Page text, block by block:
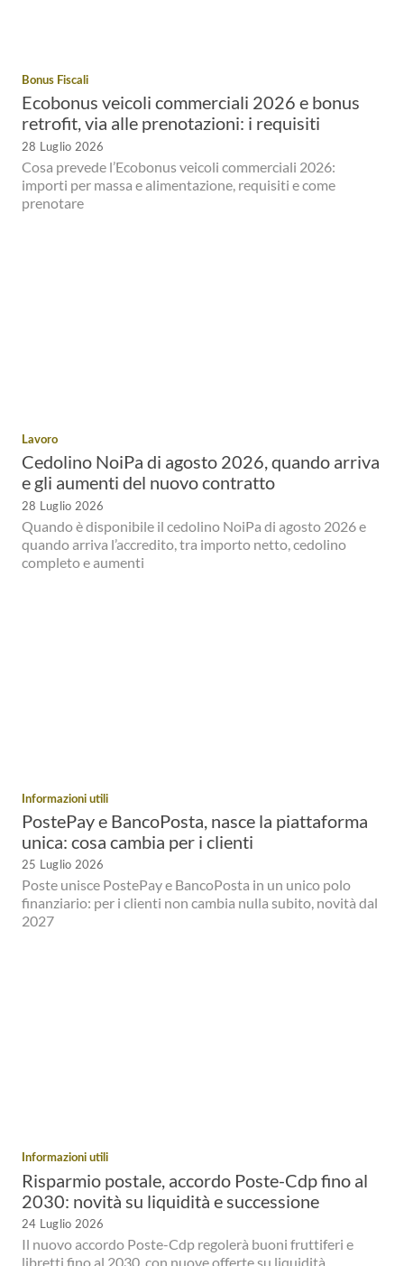
Bonus Fiscali
Ecobonus veicoli commerciali 2026 e bonus
retrofit, via alle prenotazioni: i requisiti
28 Luglio 2026
Cosa prevede l’Ecobonus veicoli commerciali 2026:
importi per massa e alimentazione, requisiti e come
prenotare
Lavoro
Cedolino NoiPa di agosto 2026, quando arriva
e gli aumenti del nuovo contratto
28 Luglio 2026
Quando è disponibile il cedolino NoiPa di agosto 2026 e
quando arriva l’accredito, tra importo netto, cedolino
completo e aumenti
Informazioni utili
PostePay e BancoPosta, nasce la piattaforma
unica: cosa cambia per i clienti
25 Luglio 2026
Poste unisce PostePay e BancoPosta in un unico polo
finanziario: per i clienti non cambia nulla subito, novità dal
2027
Informazioni utili
Risparmio postale, accordo Poste-Cdp fino al
2030: novità su liquidità e successione
24 Luglio 2026
Il nuovo accordo Poste-Cdp regolerà buoni fruttiferi e
libretti fino al 2030, con nuove offerte su liquidità,